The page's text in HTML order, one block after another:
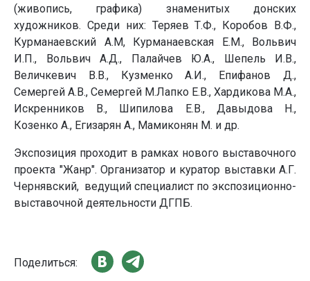
(живопись, графика) знаменитых донских
художников. Среди них: Теряев Т.Ф., Коробов В.Ф.,
Курманаевский А.М, Курманаевская Е.М., Вольвич
И.П., Вольвич А.Д., Палайчев Ю.А., Шепель И.В.,
Величкевич В.В., Кузменко А.И., Епифанов Д.,
Семергей А.В., Семергей М.Лапко Е.В., Хардикова М.А.,
Искренников В., Шипилова Е.В., Давыдова Н.,
Козенко А., Егизарян А., Мамиконян М. и др.
Экспозиция проходит в рамках нового выставочного
проекта "Жанр". Организатор и куратор выставки А.Г.
Чернявский, ведущий специалист по экспозиционно-
выставочной деятельности ДГПБ.
Поделиться: